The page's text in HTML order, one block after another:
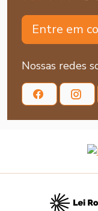
Entre em
Nossas redes